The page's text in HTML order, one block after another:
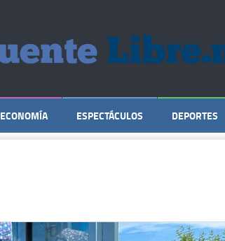
ECONOMÍA ESPECTÁCULOS DEPORTES